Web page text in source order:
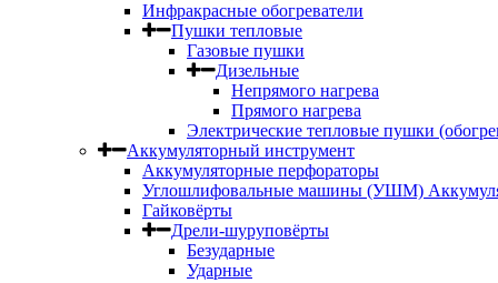
Инфракрасные обогреватели
Пушки тепловые
Газовые пушки
Дизельные
Непрямого нагрева
Прямого нагрева
Электрические тепловые пушки
Аккумуляторный инструмент
Аккумуляторные перфораторы
Углошлифовальные машины (УШМ)
Гайковёрты
Дрели-шуруповёрты
Безударные
Ударные